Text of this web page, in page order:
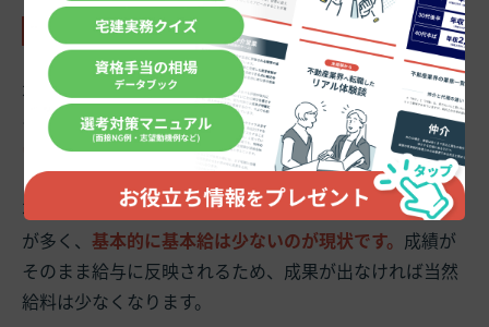
1-7.低賃金地獄
不動産業界では、高収入を得てバリバリ活躍している人
もいますが、その一方で、
低賃金という地獄であえいで
いる人も存在します。
不動産会社はインセンティブ制度を採用しているところ
が多く、 基本的に基本給は少ないのが現状です。 成績が
そのまま給与に反映されるため、成果が出なければ当然
給料は少なくなります。